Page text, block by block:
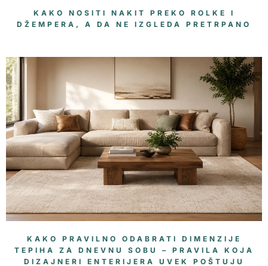
KAKO NOSITI NAKIT PREKO ROLKE I
DŽEMPERA, A DA NE IZGLEDA PRETRPANO
KAKO PRAVILNO ODABRATI DIMENZIJE
TEPIHA ZA DNEVNU SOBU – PRAVILA KOJA
DIZAJNERI ENTERIJERA UVEK POŠTUJU